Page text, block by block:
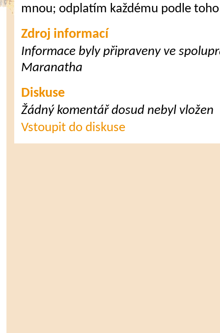
mnou; odplatím každému podle
Zdroj informací
Informace byly připraveny ve
Maranatha
Diskuse
Žádný komentář dosud nebyl vložen
Vstoupit do diskuse